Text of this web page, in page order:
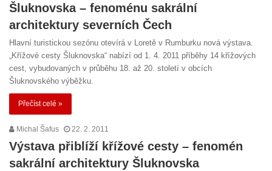
Šluknovska – fenoménu sakrální
architektury severních Čech
Hlavní turistickou sezónu otevírá v Loretě v Rumburku nová výstava.
„Křížové cesty Šluknovska“ nabízí od 1. 4. 2011 příběhy 14 křížových
cest, vybudovaných v průběhu 18. až 20. století v obcích
Šluknovského výběžku.
Přečíst celé »
Michal Šafus 22. 2. 2011
Výstava přiblíží křížové cesty – fenomén
sakrální architektury Šluknovska